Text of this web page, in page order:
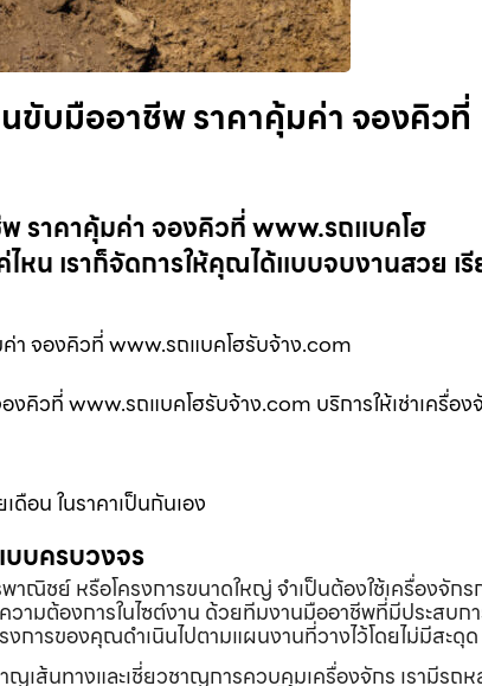
ขับมืออาชีพ ราคาคุ้มค่า จองคิวที่
ราคาคุ้มค่า จองคิวที่ www.รถแบคโฮ
น เราก็จัดการให้คุณได้แบบจบงานสวย เรี
า จองคิวที่ www.รถแบคโฮรับจ้าง.com
คิวที่ www.รถแบคโฮรับจ้าง.com บริการให้เช่าเครื่อง
ดือน ในราคาเป็นกันเอง
บบครบวงจร
าณิชย์ หรือโครงการขนาดใหญ่ จำเป็นต้องใช้เครื่องจัก
ามต้องการในไซต์งาน ด้วยทีมงานมืออาชีพที่มีประสบ
งการของคุณดำเนินไปตามแผนงานที่วางไว้โดยไม่มีสะดุด
เส้นทางและเชี่ยวชาญการควบคุมเครื่องจักร เรามีรถห